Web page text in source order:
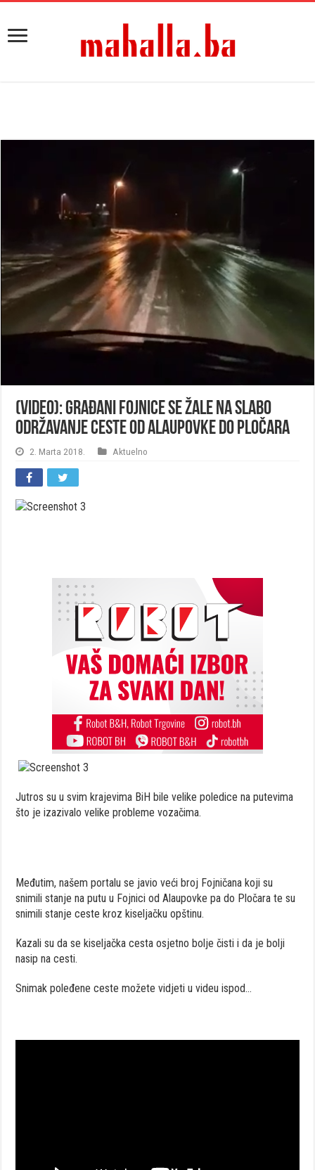
(VIDEO): Građani Fojnice se žale na slabo
održavanje ceste od Alaupovke do Pločara
2. Marta 2018. Aktuelno
Jutros su u svim krajevima BiH bile velike poledice na putevima
što je izazivalo velike probleme vozačima.
Međutim, našem portalu se javio veći broj Fojničana koji su
snimili stanje na putu u Fojnici od Alaupovke pa do Pločara te su
snimili stanje ceste kroz kiseljačku opštinu.
Kazali su da se kiseljačka cesta osjetno bolje čisti i da je bolji
nasip na cesti.
Snimak poleđene ceste možete vidjeti u videu ispod…